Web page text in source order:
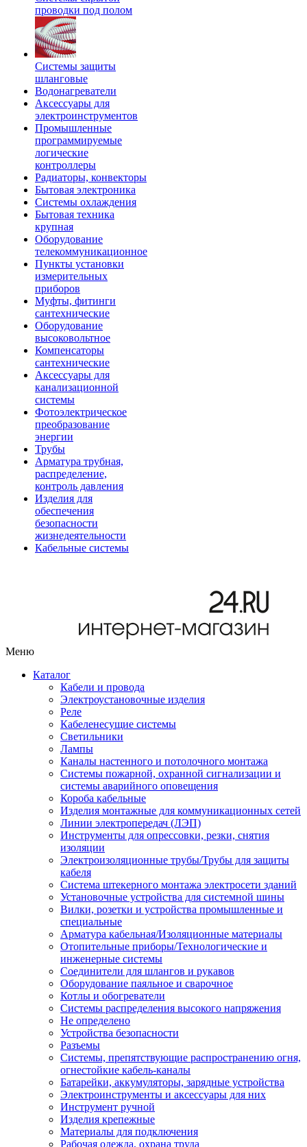
проводки под полом
Системы защиты
шланговые
Водонагреватели
Аксессуары для
электроинструментов
Промышленные
программируемые
логические
контроллеры
Радиаторы, конвекторы
Бытовая электроника
Системы охлаждения
Бытовая техника
крупная
Оборудование
телекоммуникационное
Пункты установки
измерительных
приборов
Муфты, фитинги
сантехнические
Оборудование
высоковольтное
Компенсаторы
сантехнические
Аксессуары для
канализационной
системы
Фотоэлектрическое
преобразование
энергии
Трубы
Арматура трубная,
распределение,
контроль давления
Изделия для
обеспечения
безопасности
жизнедеятельности
Кабельные системы
Меню
Каталог
Кабели и провода
Электроустановочные изделия
Реле
Кабеленесущие системы
Светильники
Лампы
Каналы настенного и потолочного монтажа
Системы пожарной, охранной сигнализации и
системы аварийного оповещения
Короба кабельные
Изделия монтажные для коммуникационных сетей
Линии электропередач (ЛЭП)
Инструменты для опрессовки, резки, снятия
изоляции
Электроизоляционные трубы/Трубы для защиты
кабеля
Система штекерного монтажа электросети зданий
Установочные устройства для системной шины
Вилки, розетки и устройства промышленные и
специальные
Арматура кабельная/Изоляционные материалы
Отопительные приборы/Технологические и
инженерные системы
Соединители для шлангов и рукавов
Оборудование паяльное и сварочное
Котлы и обогреватели
Системы распределения высокого напряжения
Не определено
Устройства безопасности
Разъемы
Системы, препятствующие распространению огня,
огнестойкие кабель-каналы
Батарейки, аккумуляторы, зарядные устройства
Электроинструменты и аксессуары для них
Инструмент ручной
Изделия крепежные
Материалы для подключения
Рабочая одежда, охрана труда